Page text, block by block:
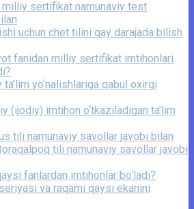
milliy sertifikat namunaviy test
uchun chet tilini qay darajada bilish
fanidan milliy sertifikat imtihonlari
yo‘nalishlariga qabul oxirgi
(ijodiy) imtihon o‘tkaziladigan ta’lim
tili namunaviy savollar javobi bilan
tili namunaviy savollar javobi
fanlardan imtihonlar bo‘ladi?
va raqami qaysi ekanini